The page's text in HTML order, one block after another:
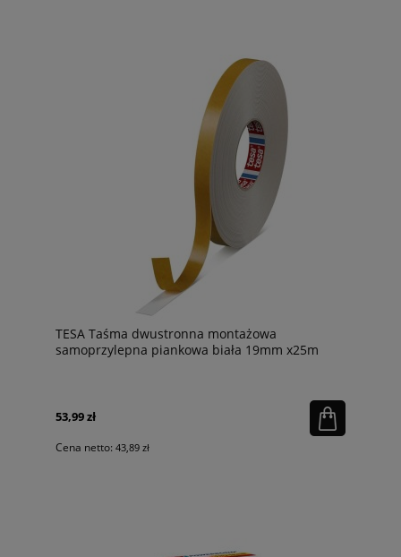
TESA Taśma dwustronna montażowa
samoprzylepna piankowa biała 19mm x25m
53,99 zł
Cena netto: 43,89 zł